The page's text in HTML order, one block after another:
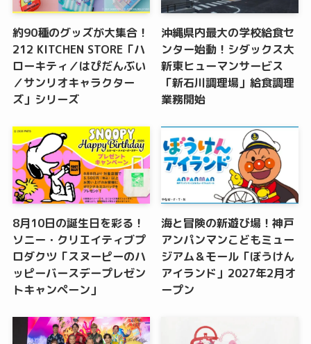
約90種のグッズが大集合！
212 KITCHEN STORE「ハ
ローキティ／はぴだんぶい
／サンリオキャラクター
ズ」シリーズ
沖縄県内最大の学校給食セ
ンター始動！シダックス大
新東ヒューマンサービス
「新石川調理場」給食調理
業務開始
8月10日の誕生日を彩る！
ソニー・クリエイティブプ
ロダクツ「スヌーピーのハ
ッピーバースデープレゼン
トキャンペーン」
海と冒険の新遊び場！神戸
アンパンマンこどもミュー
ジアム＆モール「ぼうけん
アイランド」2027年2月オ
ープン